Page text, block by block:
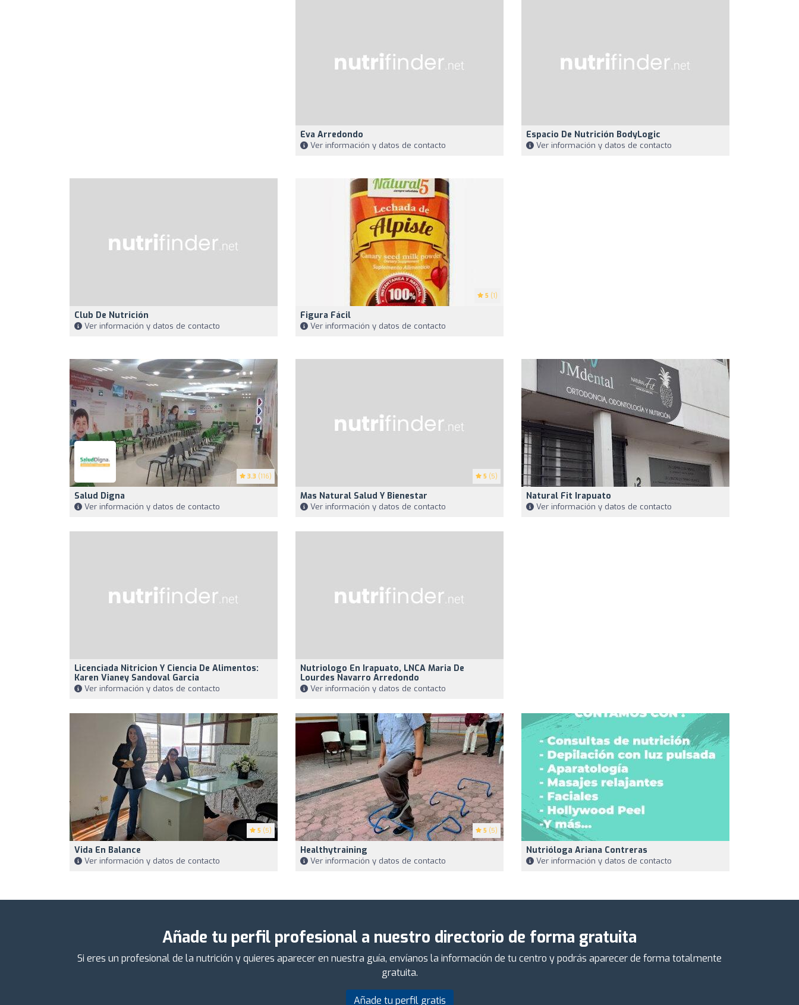
Eva Arredondo
Ver información y datos de contacto
Espacio De Nutrición BodyLogic
Ver información y datos de contacto
Club De Nutrición
Ver información y datos de contacto
5 (1)
Figura Fácil
Ver información y datos de contacto
3.3 (116)
Salud Digna
Ver información y datos de contacto
5 (5)
Mas Natural Salud Y Bienestar
Ver información y datos de contacto
Natural Fit Irapuato
Ver información y datos de contacto
Licenciada Nitricion Y Ciencia De Alimentos:
Karen Vianey Sandoval Garcia
Ver información y datos de contacto
Nutriologo En Irapuato, LNCA Maria De
Lourdes Navarro Arredondo
Ver información y datos de contacto
5 (5)
Vida En Balance
Ver información y datos de contacto
5 (5)
Healthytraining
Ver información y datos de contacto
Nutrióloga Ariana Contreras
Ver información y datos de contacto
Añade tu perfil profesional a nuestro directorio de forma gratuita
Si eres un profesional de la nutrición y quieres aparecer en nuestra guía, envíanos la información de tu centro y podrás aparecer de forma totalmente
gratuita.
Añade tu perfil gratis